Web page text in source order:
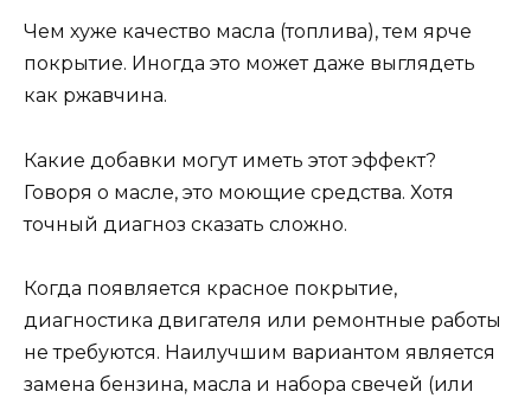
Чем хуже качество масла (топлива), тем ярче
покрытие. Иногда это может даже выглядеть
как ржавчина.
Какие добавки могут иметь этот эффект?
Говоря о масле, это моющие средства. Хотя
точный диагноз сказать сложно.
Когда появляется красное покрытие,
диагностика двигателя или ремонтные работы
не требуются. Наилучшим вариантом является
замена бензина, масла и набора свечей (или